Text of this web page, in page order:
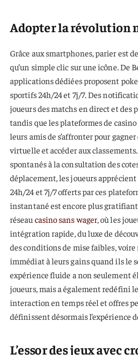
Adopter la révolution
Grâce aux smartphones, parier est
qu’un simple clic sur une icône. De
applications dédiées proposent
sportifs 24h/24 et 7j/7. Des
joueurs des matchs en direct et des
tandis que les plateformes de
leurs amis de s’affronter pour
virtuelle et accéder aux
spontanés à la consultation des
déplacement, les joueurs apprécient
24h/24 et 7j/7 offerts par ces
instantané est encore plus gratifiant
réseau casino sans wager, où les
intégration rapide, du luxe de
des conditions de mise faibles, voire
immédiat à leurs gains quand ils le
expérience fluide a non seulement
joueurs, mais a également redéfini
interaction en temps réel et offres
définissent désormais l’expérience
L’essor des jeux avec